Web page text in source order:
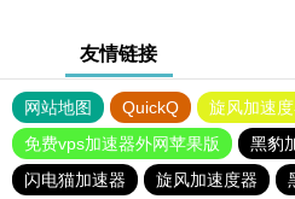
友情链接
网站地图 QuickQ 旋风加速
免费vps加速器外网苹果版
黑豹
闪电猫加速器
旋风加速度器